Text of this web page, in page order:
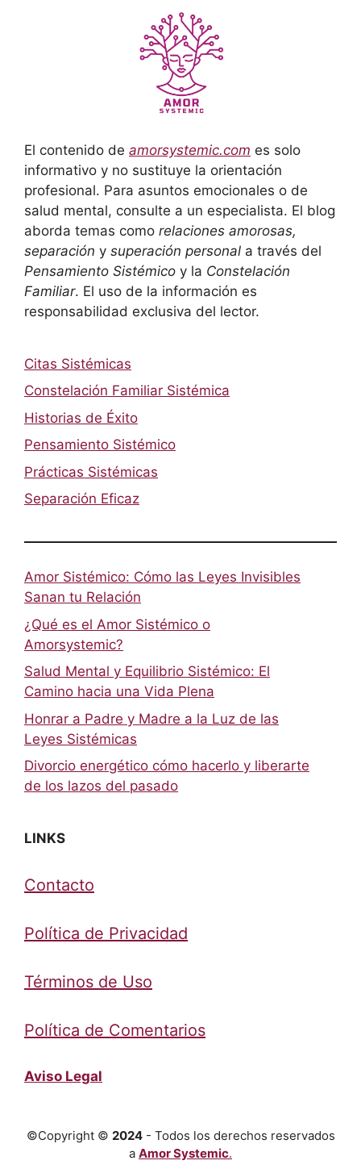
El contenido de amorsystemic.com es solo
informativo y no sustituye la orientación
profesional. Para asuntos emocionales o de
salud mental, consulte a un especialista. El blog
aborda temas como relaciones amorosas,
separación y superación personal a través del
Pensamiento Sistémico y la Constelación
Familiar. El uso de la información es
responsabilidad exclusiva del lector.
Citas Sistémicas
Constelación Familiar Sistémica
Historias de Éxito
Pensamiento Sistémico
Prácticas Sistémicas
Separación Eficaz
Amor Sistémico: Cómo las Leyes Invisibles
Sanan tu Relación
¿Qué es el Amor Sistémico o
Amorsystemic?
Salud Mental y Equilibrio Sistémico: El
Camino hacia una Vida Plena
Honrar a Padre y Madre a la Luz de las
Leyes Sistémicas
Divorcio energético cómo hacerlo y liberarte
de los lazos del pasado
LINKS
Contacto
Política de Privacidad
Términos de Uso
Política de Comentarios
Aviso Legal
©Copyright © 2024- Todos los derechos reservados
a Amor Systemic.